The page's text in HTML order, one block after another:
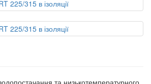
та низькотемпературного